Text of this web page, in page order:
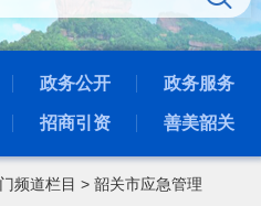
政务公开 政务服务
招商引资 善美韶关
频道栏目 > 韶关市应急管理